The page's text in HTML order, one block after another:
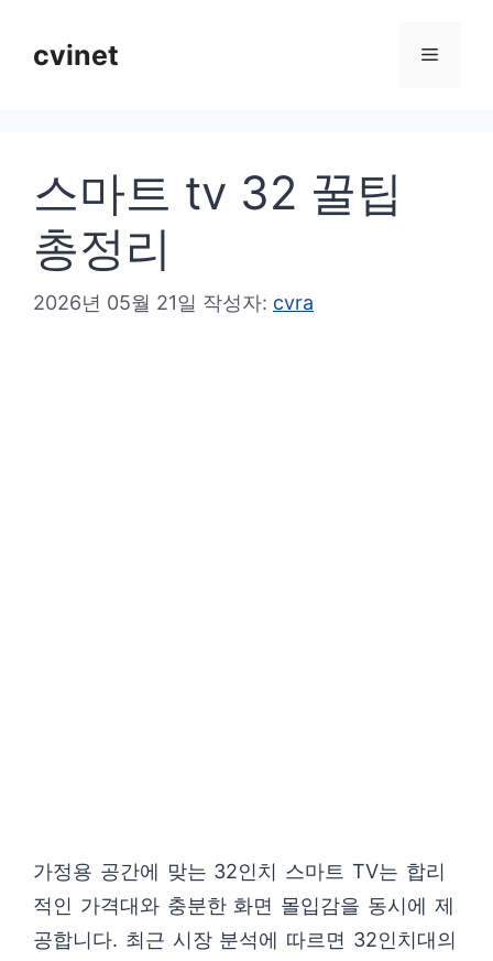
cvinet 메
스마트 tv 32 꿀팁
총정리
2026년 05월 21일 작성자: cvra
가정용 공간에 맞는 32인치 스마트 TV는 합리
적인 가격대와 충분한 화면 몰입감을 동시에 제
공합니다. 최근 시장 분석에 따르면 32인치대의